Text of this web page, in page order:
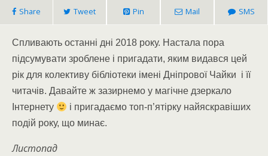
Share Tweet Pin Mail SMS
Спливають останні дні 2018 року. Настала пора
підсумувати зроблене і пригадати, яким видався цей
рік для колективу бібліотеки імені Дніпрової Чайки і її
читачів. Давайте ж зазирнемо у магічне дзеркало
Інтернету
і пригадаємо топ-п’ятірку найяскравіших
подій року, що минає.
Листопад